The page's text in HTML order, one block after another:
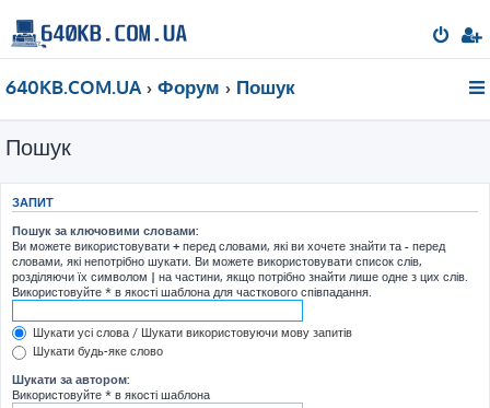
640KB.COM.UA Форум Пошук
Пошук
ЗАПИТ
Пошук за ключовими словами:
Ви можете використовувати + перед словами, які ви хочете знайти та - перед
словами, які непотрібно шукати. Ви можете використовувати список слів,
розділяючи їх символом | на частини, якщо потрібно знайти лише одне з цих слів.
Використовуйте * в якості шаблона для часткового співпадання.
Шукати усі слова / Шукати використовуючи мову запитів
Шукати будь-яке слово
Шукати за автором:
Використовуйте * в якості шаблона